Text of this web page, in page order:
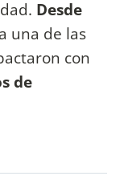
Desde
una de las
con
de